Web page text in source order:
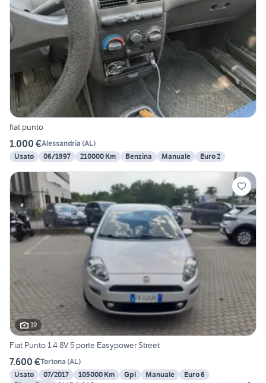
fiat punto
1.000 €Alessandria (AL)
Usato
06/1997 210000 Km Benzina Manuale Euro 2
19
Fiat Punto 1.4 8V 5 porte Easypower Street
7.600 €Tortona (AL)
Usato
07/2017 105000 Km Gpl Manuale
Euro 6